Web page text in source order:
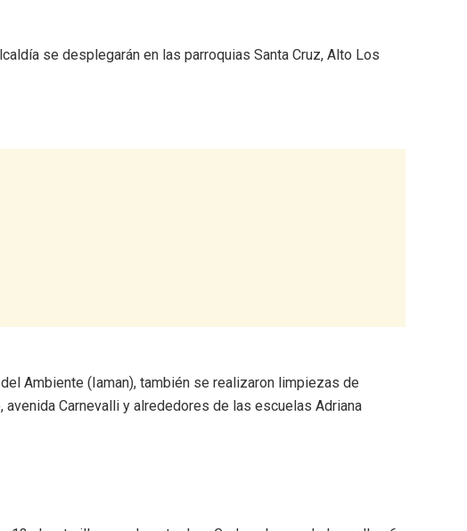
se desplegarán en las parroquias Santa Cruz, Alto Los
Ambiente (Iaman), también se realizaron limpiezas de
Carnevalli y alrededores de las escuelas Adriana